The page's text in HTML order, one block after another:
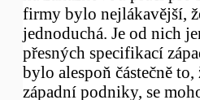
firmy bylo nejlákavější,
jednoduchá. Je od nich
přesných specifikací
bylo alespoň částečně
západní podniky, se